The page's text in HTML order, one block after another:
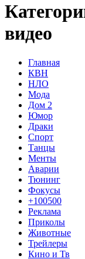
видео
Главная
КВН
НЛО
Мода
Дом 2
Юмор
Драки
Спорт
Танцы
Менты
Аварии
Тюнинг
Фокусы
+100500
Реклама
Приколы
Животные
Трейлеры
Кино и Тв